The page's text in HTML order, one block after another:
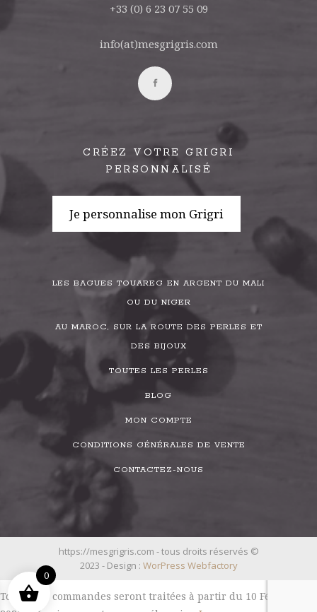
+33 (0) 6 23 07 55 09
info(at)mesgrigris.com
CRÉEZ VOTRE GRIGRI
PERSONNALISÉ
Je personnalise mon Grigri
LES BAGUES TOUAREG EN ARGENT DU MALI
OU DU NIGER
AU MAROC, SUR LA ROUTE DES PERLES ET
DES BIJOUX
TOUTES LES PERLES
BLOG
MON COMPTE
CONDITIONS GÉNÉRALES DE VENTE
CONTACTEZ-NOUS
https://mesgrigris.com - tous droits réservés ©
2023 - Design : WorPress Webfactory
Toutes les commandes seront traitées à partir du 10 Février
0